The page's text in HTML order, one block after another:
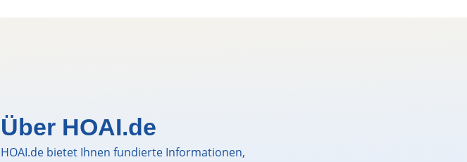
Über HOAI.de
HOAI.de bietet Ihnen fundierte Informationen,